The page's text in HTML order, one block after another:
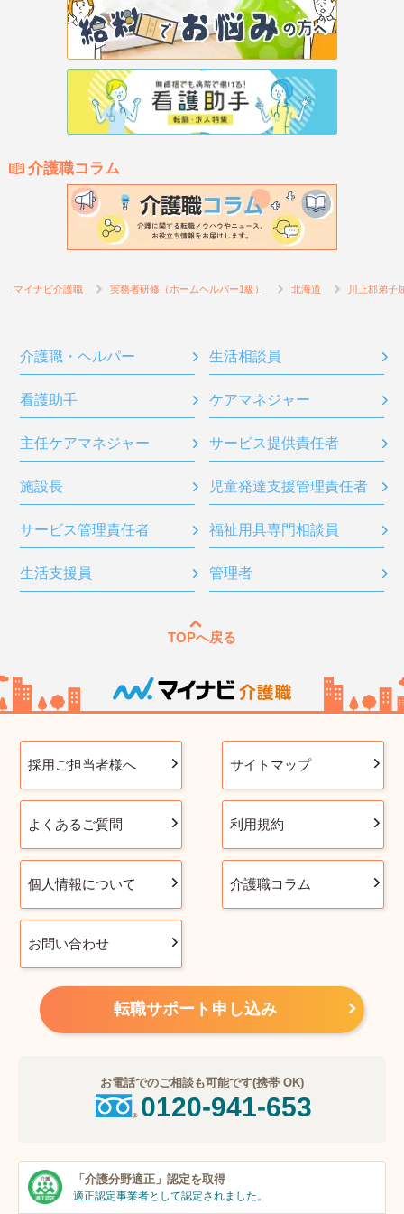
介護職コラム
マイナビ介護職 実務者研修（ホームヘルパー1級） 北海道 川上郡弟子
介護職・ヘルパー 生活相談員
看護助手 ケアマネジャー
主任ケアマネジャー サービス提供責任者
施設長 児童発達支援管理責任者
サービス管理責任者 福祉用具専門相談員
生活支援員 管理者
TOPへ戻る
採用ご担当者様へ サイトマップ
よくあるご質問 利用規約
個人情報について 介護職コラム
お問い合わせ
転職サポート申し込み
お電話でのご相談も可能です(携帯 OK)
0120-941-653
「介護分野適正」 認定を取得
適正認定事業者として認定されました。